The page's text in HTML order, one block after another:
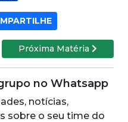
Próxima Matéria
no Whatsapp
notícias,
sobre o seu time do